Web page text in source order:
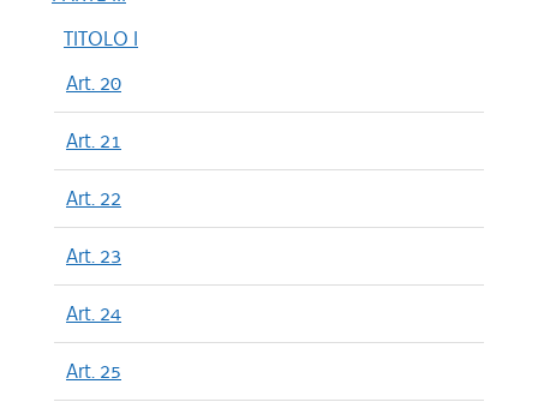
TITOLO I
Art. 20
Art. 21
Art. 22
Art. 23
Art. 24
Art. 25